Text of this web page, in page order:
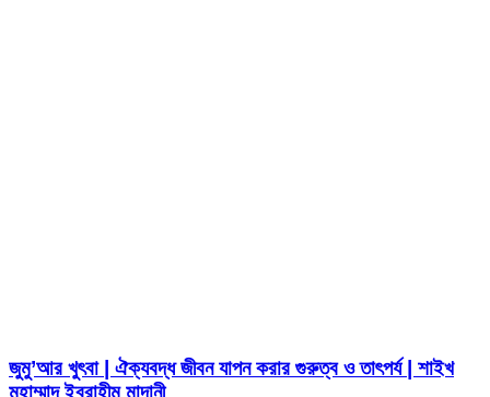
জুমু’আর খুৎবা | ঐক্যবদ্ধ জীবন যাপন করার গুরুত্ব ও তাৎপর্য | শাইখ
মুহাম্মাদ ইবরাহীম মাদানী